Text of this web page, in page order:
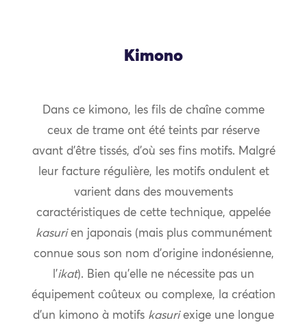
Kimono
Dans ce kimono, les fils de chaîne comme
ceux de trame ont été teints par réserve
avant d’être tissés, d’où ses fins motifs. Malgré
leur facture régulière, les motifs ondulent et
varient dans des mouvements
caractéristiques de cette technique, appelée
kasurien japonais (mais plus communément
connue sous son nom d’origine indonésienne,
l’ikat). Bien qu’elle ne nécessite pas un
équipement coûteux ou complexe, la création
d’un kimono à motifs kasuriexige une longue